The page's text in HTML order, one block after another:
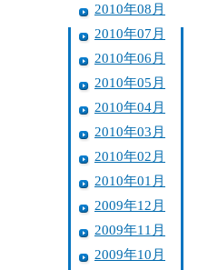
2010年08月
2010年07月
2010年06月
2010年05月
2010年04月
2010年03月
2010年02月
2010年01月
2009年12月
2009年11月
2009年10月